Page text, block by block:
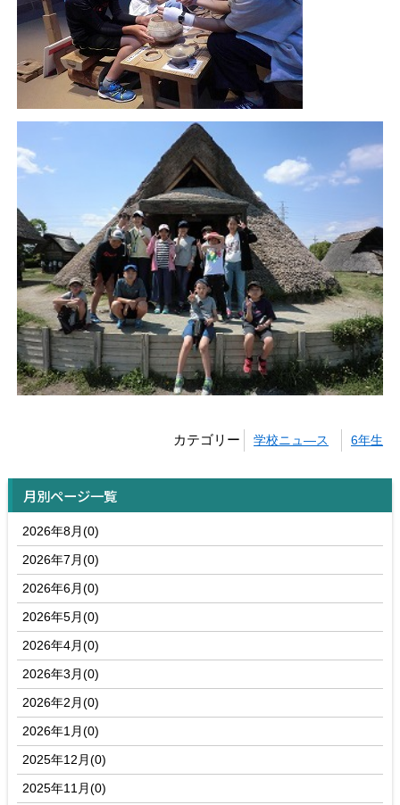
カテゴリー 学校ニュ―ス 6年生
月別ページ一覧
2026年8月(0)
2026年7月(0)
2026年6月(0)
2026年5月(0)
2026年4月(0)
2026年3月(0)
2026年2月(0)
2026年1月(0)
2025年12月(0)
2025年11月(0)